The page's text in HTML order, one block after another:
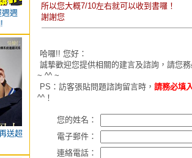
週週
送超
所以您大概7/10左右就可以收到書囉！
謝謝您
哈囉!! 您好：
誠摯歡迎您提供相關的建言及諮詢，請您
~ ^^ ~
PS：訪客張貼問題諮詢留言時， 請務必填
^^！
您的姓名：
電子郵件：
連絡電話：